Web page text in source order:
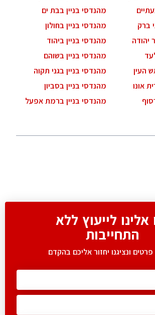
מהנדסי בניין בבת ים
ברק
מהנדסי בניין בחולון
יהודה
מהנדסי בניין ביהוד
מהנדסי בניין בשוהם
העין
מהנדסי בניין בגני תקוה
אונו
מהנדסי בניין בסביון
מהנדסי בניין ברמת אפעל
אלינו לייעוץ ללא
התחייבות
פרטים ונציגנו יחזור אליכם בהקדם